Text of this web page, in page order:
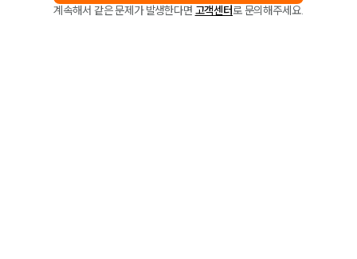
계속해서 같은 문제가 발생한다면 고객센터로 문의해주세요.